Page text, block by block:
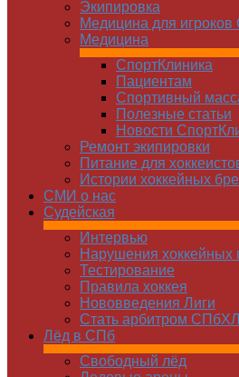
Экипировка
Медицина для
Медицина
СпортКлиника
Пациентам
Спортивный
Полезные статьи
Новости
Ремонт экипировки
Питание для
Истории хоккейных
СМИ о нас
Судейская
Интервью
Нарушения хоккейных
Тестирование
Правила хоккея
Нововведения Лиги
Стать арбитром СПбХЛ
Лёд в СПб
Свободный лёд